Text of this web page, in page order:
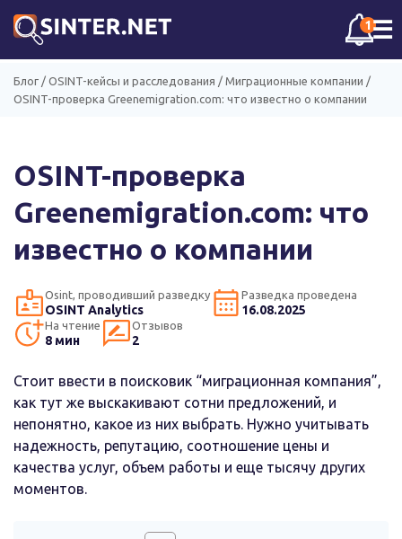
1☰
Блог / OSINT-кейсы и расследования / Миграционные компании /
OSINT-проверка Greenemigration.com: что известно о компании
OSINT-проверка
Greenemigration.com: что
известно о компании
Osint, проводивший разведку
OSINT Analytics
Разведка проведена
16.08.2025
На чтение
8 мин
Отзывов
2
Стоит ввести в поисковик “миграционная компания”,
как тут же выскакивают сотни предложений, и
непонятно, какое из них выбрать. Нужно учитывать
надежность, репутацию, соотношение цены и
качества услуг, объем работы и еще тысячу других
моментов.